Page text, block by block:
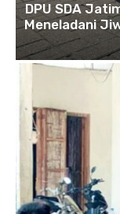
DPU SDA
Meneladani